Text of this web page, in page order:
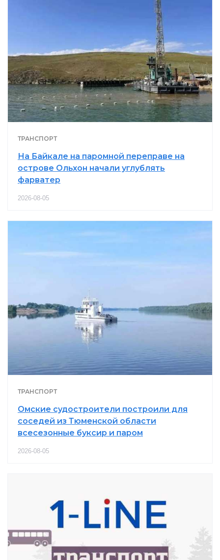
ТРАНСПОРТ
На Байкале на паромной переправе на
острове Ольхон начали углублять
фарватер
2026-08-05
ТРАНСПОРТ
Омские судостроители построили для
соседей из Тюменской области
всесезонные буксир и паром
2026-08-05